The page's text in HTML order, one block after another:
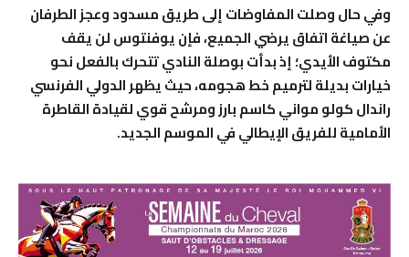
وفي حال وصلت المفاوضات إلى طريق مسدود وعجز الطرفان
عن صياغة اتفاق يرضي الجميع، فإن يوفنتوس لن يقف
مكتوف الأيدي؛ إذ بدأت بوصلة النادي تتحرك بالفعل نحو
خيارات بديلة لترميم خط هجومه، حيث يظهر الدولي الفرنسي
راندال كولو مواني كاسم بارز ومرشح قوي لقيادة القاطرة
الأمامية للفريق الإيطالي في الموسم الجديد.